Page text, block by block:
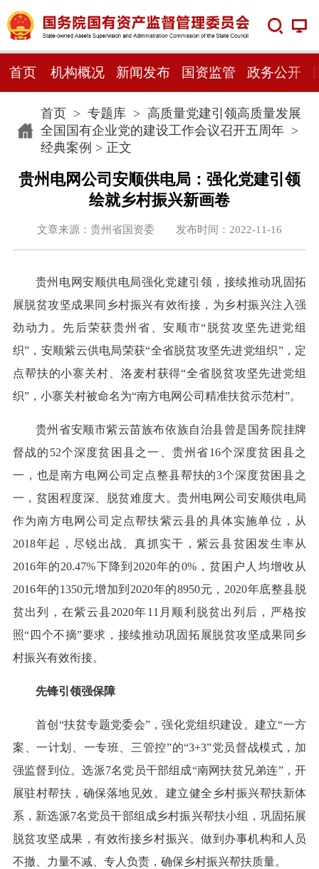
首页 机构概况 新闻发布 国资监管 政务公开
首页> 专题库> 高质量党建引领高质量发展
全国国有企业党的建设工作会议召开五周年 >
经典案例 > 正文
贵州电网公司安顺供电局：强化党建引领
绘就乡村振兴新画卷
文章来源：贵州省国资委 发布时间：2022-11-16
贵州电网安顺供电局强化党建引领，接续推动巩固拓
展脱贫攻坚成果同乡村振兴有效衔接，为乡村振兴注入强
劲动力。先后荣获贵州省、安顺市“脱贫攻坚先进党组
织”，安顺紫云供电局荣获“全省脱贫攻坚先进党组织”，定
点帮扶的小寨关村、洛麦村获得“全省脱贫攻坚先进党组
织”，小寨关村被命名为“南方电网公司精准扶贫示范村”。
贵州省安顺市紫云苗族布依族自治县曾是国务院挂牌
督战的52个深度贫困县之一、贵州省16个深度贫困县之
一，也是南方电网公司定点整县帮扶的3个深度贫困县之
一，贫困程度深、脱贫难度大。贵州电网公司安顺供电局
作为南方电网公司定点帮扶紫云县的具体实施单位，从
2018年起，尽锐出战、真抓实干，紫云县贫困发生率从
2016年的20.47%下降到2020年的0%，贫困户人均增收从
2016年的1350元增加到2020年的8950元，2020年底整县脱
贫出列，在紫云县2020年11月顺利脱贫出列后，严格按
照“四个不摘”要求，接续推动巩固拓展脱贫攻坚成果同乡
村振兴有效衔接。
先锋引领强保障
首创“扶贫专题党委会”，强化党组织建设。建立“一方
案、一计划、一专班、三管控”的“3+3”党员督战模式，加
强监督到位。选派7名党员干部组成“南网扶贫兄弟连”，开
展驻村帮扶，确保落地见效。建立健全乡村振兴帮扶新体
系，新选派7名党员干部组成乡村振兴帮扶小组，巩固拓展
脱贫攻坚成果，有效衔接乡村振兴。做到办事机构和人员
不撤、力量不减、专人负责，确保乡村振兴帮扶质量。